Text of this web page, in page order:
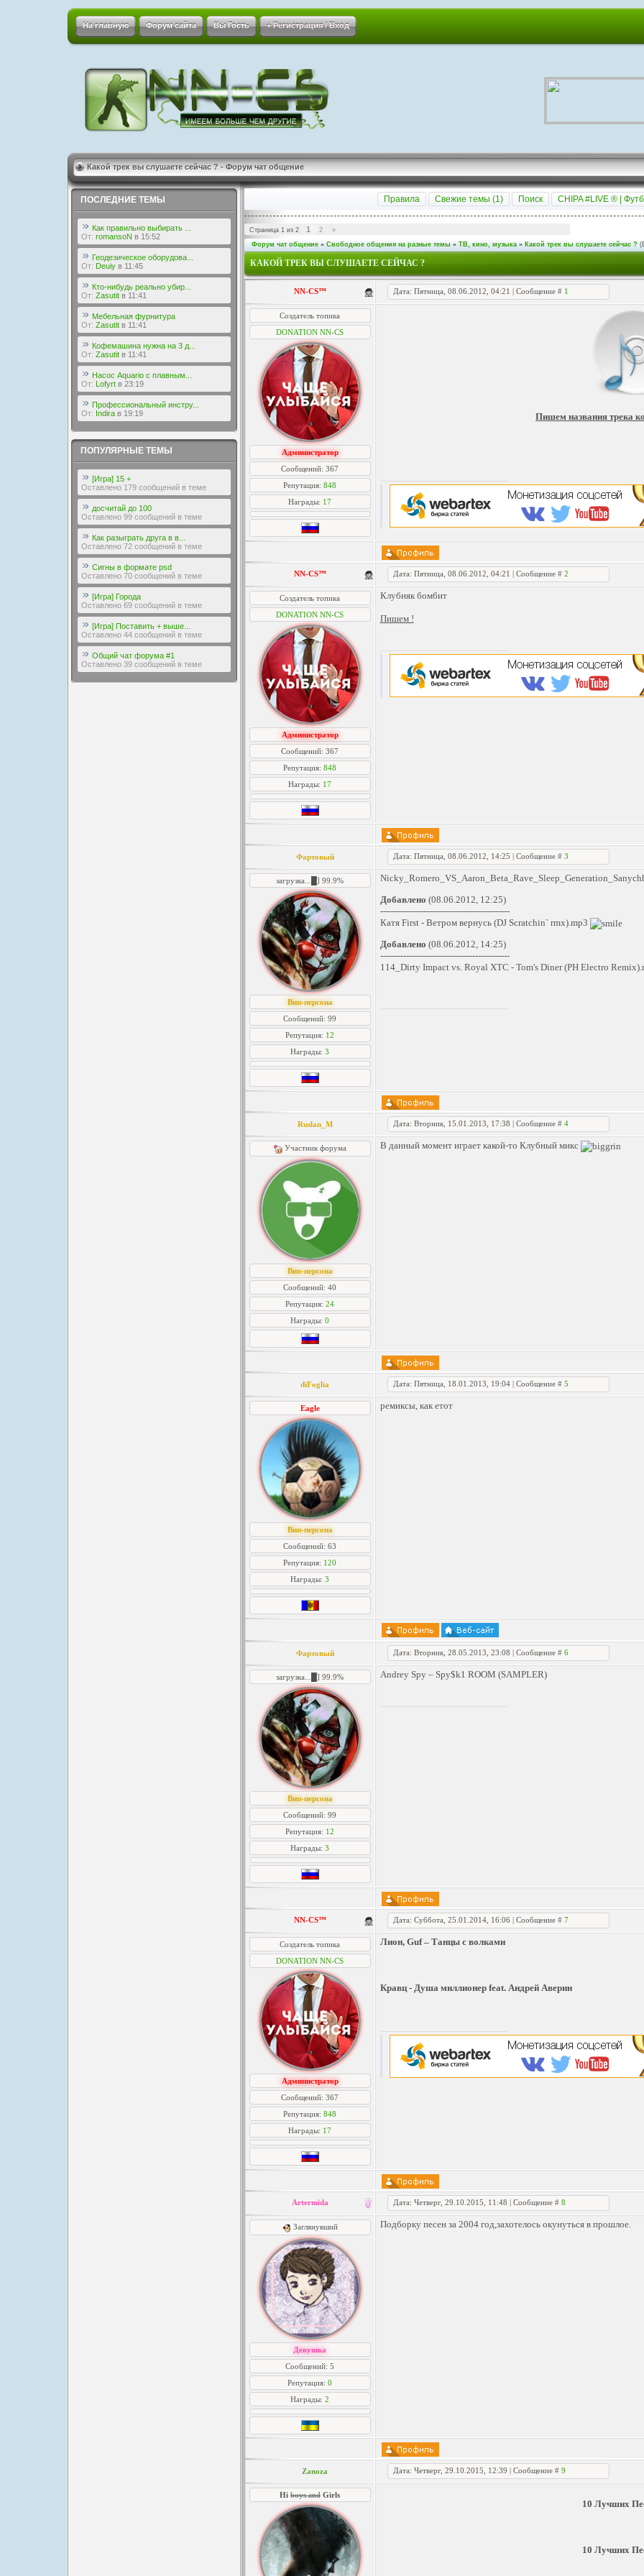
На главную Форум сайта Вы Гость + Регистрация / Вход
Какой трек вы слушаете сейчас ? - Форум чат общение
ПОСЛЕДНИЕ ТЕМЫ
Как правильно выбирать ...
От: romansoN в 15:52
Геодезическое оборудова...
От: Deuiy в 11:45
Кто-нибудь реально убир...
От: Zasutit в 11:41
Мебельная фурнитура
От: Zasutit в 11:41
Кофемашина нужна на 3 д...
От: Zasutit в 11:41
Насос Aquario с плавным...
От: Lofyrt в 23:19
Профессиональный инстру...
От: Indira в 19:19
ПОПУЛЯРНЫЕ ТЕМЫ
[Игра] 15 +
Оставлено 179 сообщений в теме
досчитай до 100
Оставлено 99 сообщений в теме
Как разыграть друга в в...
Оставлено 72 сообщений в теме
Сигны в формате psd
Оставлено 70 сообщений в теме
[Игра] Города
Оставлено 69 сообщений в теме
[Игра] Поставить + выше...
Оставлено 44 сообщений в теме
Общий чат форума #1
Оставлено 39 сообщений в теме
Правила Свежие темы (1) Поиск CHIPA #LIVE ® |
Страница 1из 2 1 2
»
Форум чат общение » Свободное общения на разные темы » ТВ, кино, музыка » Какой трек вы слушаете сейчас ?
КАКОЙ ТРЕК ВЫ СЛУШАЕТЕ СЕЙЧАС ?
NN-CS™ Дата: Пятница, 08.06.2012, 04:21 | Сообщение # 1
Создатель топика
DONATION NN-CS
Администратор
Сообщений: 367
Репутация: 848
Награды: 17
Пишем названия трека
NN-CS™ Дата: Пятница, 08.06.2012, 04:21 | Сообщение # 2
Создатель топика
DONATION NN-CS
Администратор
Сообщений: 367
Репутация: 848
Награды: 17
Клубняк бомбит
Пишем !
Фартовый Дата: Пятница, 08.06.2012, 14:25 | Сообщение # 3
загрузка...█] 99.9%
Вип-персона
Сообщений: 99
Репутация: 12
Награды: 3
Добавлено (08.06.2012, 12:25)
---------------------------------------------
Катя First - Ветром вернусь (DJ Scratchin` rmx).mp3
Добавлено (08.06.2012, 14:25)
---------------------------------------------
114_Dirty Impact vs. Royal XTC - Tom's Diner (PH Electro
Ruslan_M Дата: Вторник, 15.01.2013, 17:38 | Сообщение # 4
Участник форума
Вип-персона
Сообщений: 40
Репутация: 24
Награды: 0
В данный момент играет какой-то Клубный микс
diFoglia Дата: Пятница, 18.01.2013, 19:04 | Сообщение # 5
Eagle
Вип-персона
Сообщений: 63
Репутация: 120
Награды: 3
ремиксы, как етот
Фартовый Дата: Вторник, 28.05.2013, 23:08 | Сообщение # 6
загрузка...█] 99.9%
Вип-персона
Сообщений: 99
Репутация: 12
Награды: 3
Andrey Spy – Spy$k1 ROOM (SAMPLER)
NN-CS™ Дата: Суббота, 25.01.2014, 16:06 | Сообщение # 7
Создатель топика
DONATION NN-CS
Администратор
Сообщений: 367
Репутация: 848
Награды: 17
Лион, Guf – Танцы с волками
Кравц - Душа миллионер feat. Андрей Аверин
Artermida Дата: Четверг, 29.10.2015, 11:48 | Сообщение # 8
Заглянувший
Девушка
Сообщений: 5
Репутация: 0
Награды: 2
Подборку песен за 2004 год,захотелось окунуться в прошлое.
Zanoza Дата: Четверг, 29.10.2015, 12:39 | Сообщение # 9
Hi boys and Girls
10 Лучших
10 Лучших